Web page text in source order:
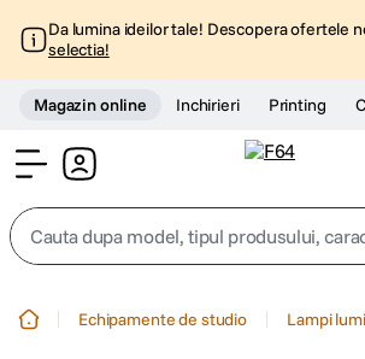
Da lumina ideilor tale! Descopera ofertele
selectia!
Magazin online Inchirieri Printing
Cauta dupa model, tipul produsului,
Echipamente de studio Lampi